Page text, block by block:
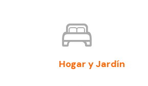
Hogar y Jardín